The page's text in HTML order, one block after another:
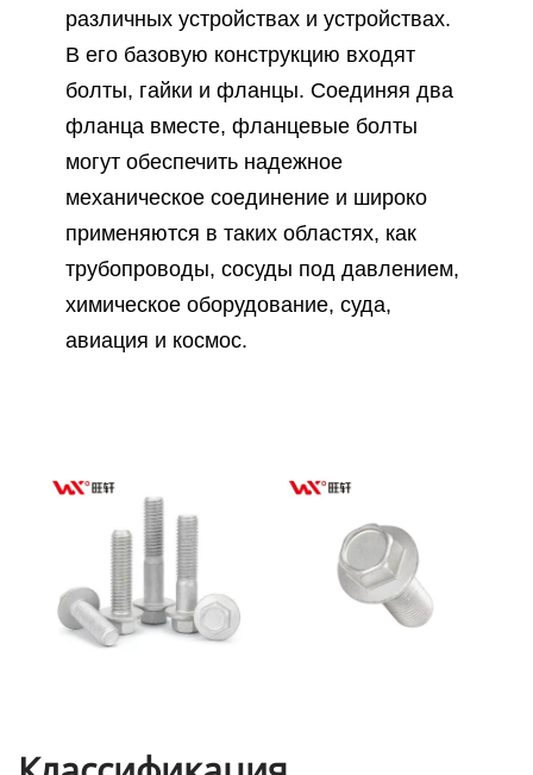
различных устройствах и устройствах.
В его базовую конструкцию входят
болты, гайки и фланцы. Соединяя два
фланца вместе, фланцевые болты
могут обеспечить надежное
механическое соединение и широко
применяются в таких областях, как
трубопроводы, сосуды под давлением,
химическое оборудование, суда,
авиация и космос.